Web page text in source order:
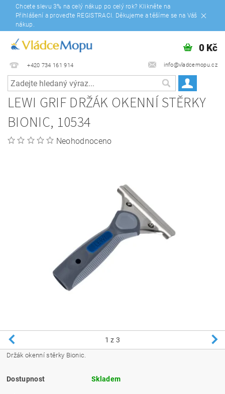
Chcete slevu 3% na celý nákup po celý rok? Klikněte na
Přihlášení a proveďte REGISTRACI. Děkujeme a těšíme se na Váš
nákup.
+420 734 161 914 info@vladcemopu.cz
0 Kč
LEWI GRIF DRŽÁK OKENNÍ STĚRKY
BIONIC, 10534
Neohodnoceno
1 z 3
Držák okenní stěrky Bionic.
Dostupnost Skladem